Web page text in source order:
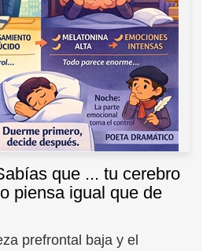
que ... tu cerebro
piensa igual que de
prefrontal baja y el